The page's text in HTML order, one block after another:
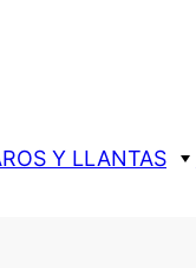
Y LLANTAS